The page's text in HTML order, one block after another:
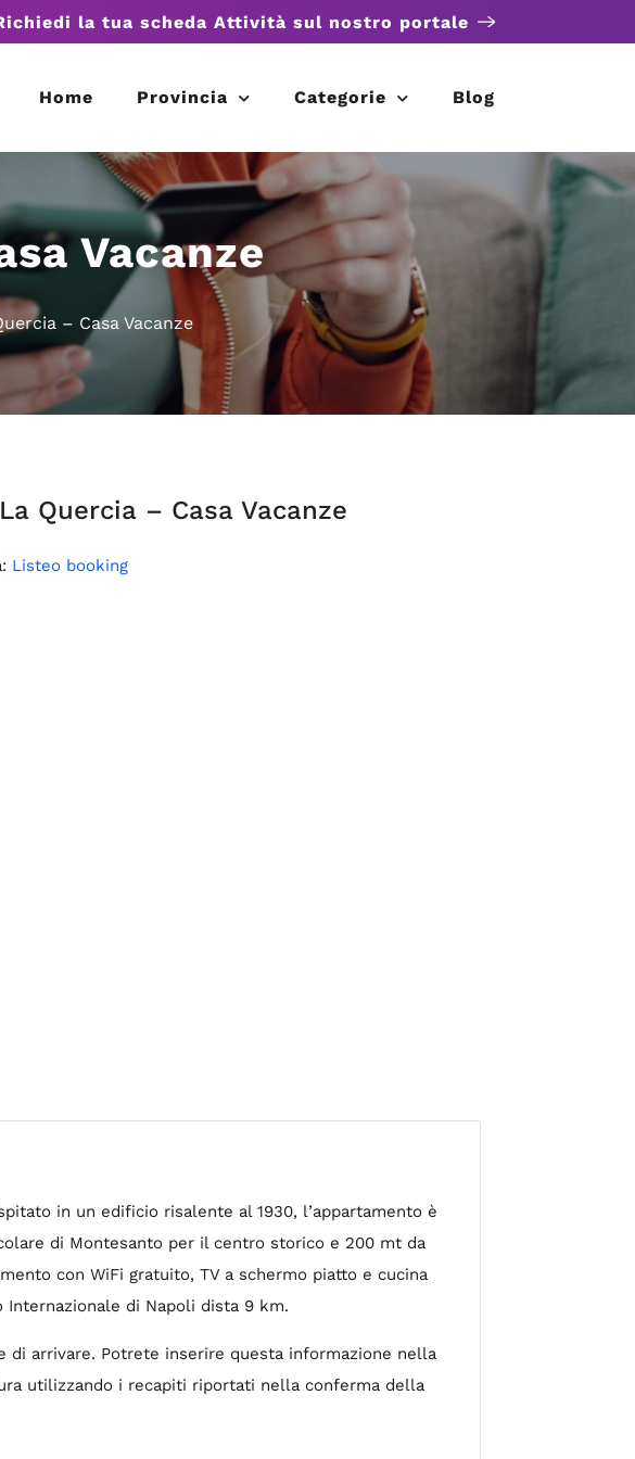
la tua scheda Attività sul nostro portale
Home Provincia Categorie Blog
Vacanze
– Casa Vacanze
Quercia – Casa Vacanze
Listeo booking
in un edificio risalente al 1930, l’appartamento è
di Montesanto per il centro storico e 200 mt da
con WiFi gratuito, TV a schermo piatto e cucina
Internazionale di Napoli dista 9 km.
di arrivare. Potrete inserire questa informazione nella
utilizzando i recapiti riportati nella conferma della